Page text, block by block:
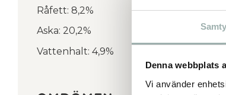
Denna webbplats
Vi använder
Råfett: 8,2%
Aska: 20,2%
Vattenhalt: 4,9%